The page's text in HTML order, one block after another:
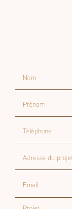
Nom
Prénom
Téléphone
Adresse du projet
Email